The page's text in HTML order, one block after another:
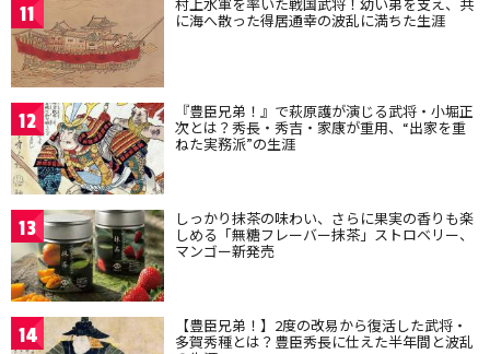
11 に海へ散った得居通幸の波乱に満ちた生涯
12 『豊臣兄弟！』で萩原護が演じる武将・小堀正
次とは？秀長・秀吉・家康が重用、“出家を重
ねた実務派”の生涯
13 しっかり抹茶の味わい、さらに果実の香りも楽
しめる「無糖フレーバー抹茶」ストロベリー、
マンゴー新発売
14 【豊臣兄弟！】2度の改易から復活した武将・
多賀秀種とは？豊臣秀長に仕えた半年間と波乱